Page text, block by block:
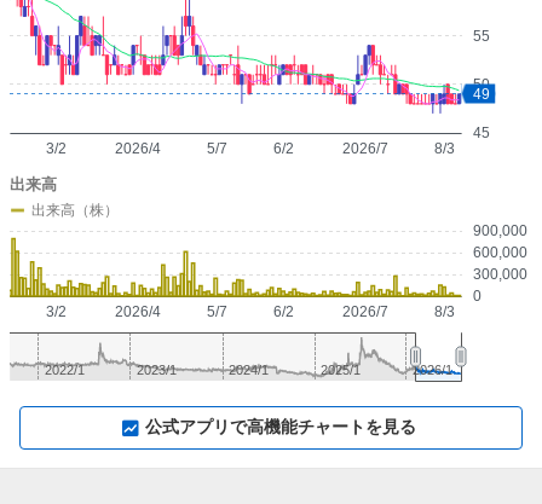
45
50
55
2026/4 2026/7
3/2 5/7 6/2 8/3
49
0
300,000
600,000
900,000
2026/4 2026/7
3/2 5/7 6/2 8/3
出来高
出来高（株）
2023/1 2025/1
2022/1 2024/1 2026/1
公式アプリで高機能チャートを見る